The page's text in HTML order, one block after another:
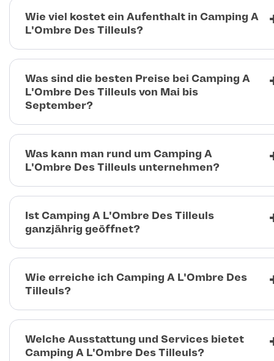
Wie viel kostet ein Aufenthalt in Camping A
L'Ombre Des Tilleuls?
Was sind die besten Preise bei Camping A
L'Ombre Des Tilleuls von Mai bis
September?
Was kann man rund um Camping A
L'Ombre Des Tilleuls unternehmen?
Ist Camping A L'Ombre Des Tilleuls
ganzjährig geöffnet?
Wie erreiche ich Camping A L'Ombre Des
Tilleuls?
Welche Ausstattung und Services bietet
Camping A L'Ombre Des Tilleuls?